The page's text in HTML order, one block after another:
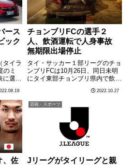
ース
ック
タイラ
のミ
選ば
e:HEV
バー
んはバ
チョンブリFCの選手２
人、飲酒運転で人身事故
無期限出場停止
タイ・サッカー１部リーグのチョ
ンブリFCは10月26日、同日未明
にタイ東部チョンブリ県内で飲酒
ウォラウット・スクナー（23）
と、事故現場からウォラウットを
逃走させようとしたとみられる
2022.10.27
、佐
芸能・スポーツ
Jリーグがタイリーグと親